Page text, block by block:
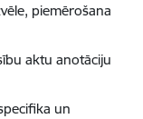
piemērošana
aktu anotāciju
un